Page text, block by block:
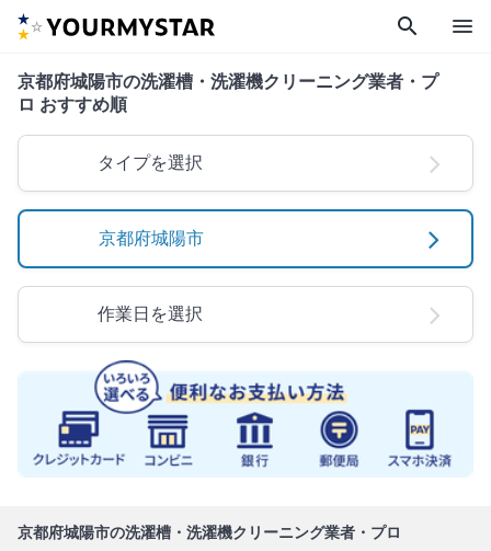
search menu
京都府城陽市の洗濯槽・洗濯機クリーニング業者・プ
ロ おすすめ順
タイプを選択
京都府城陽市
作業日を選択
京都府城陽市の洗濯槽・洗濯機クリーニング業者・プロ